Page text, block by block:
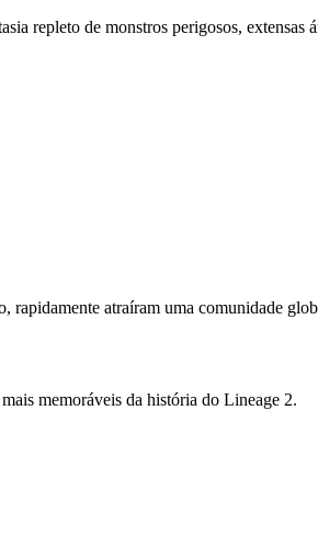
repleto de monstros perigosos, extensas
rapidamente atraíram uma comunidade
memoráveis da história do Lineage 2.